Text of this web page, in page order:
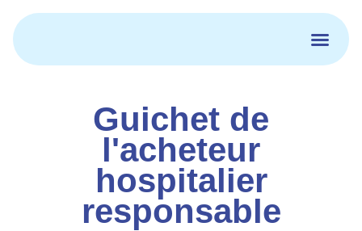
contenu
Guichet de
l'acheteur
hospitalier
responsable